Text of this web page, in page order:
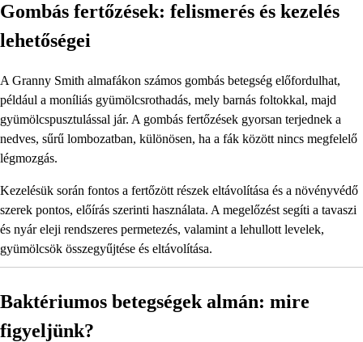
Gombás fertőzések: felismerés és kezelés
lehetőségei
A Granny Smith almafákon számos gombás betegség előfordulhat,
például a moníliás gyümölcsrothadás, mely barnás foltokkal, majd
gyümölcspusztulással jár. A gombás fertőzések gyorsan terjednek a
nedves, sűrű lombozatban, különösen, ha a fák között nincs megfelelő
légmozgás.
Kezelésük során fontos a fertőzött részek eltávolítása és a növényvédő
szerek pontos, előírás szerinti használata. A megelőzést segíti a tavaszi
és nyár eleji rendszeres permetezés, valamint a lehullott levelek,
gyümölcsök összegyűjtése és eltávolítása.
Baktériumos betegségek almán: mire
figyeljünk?